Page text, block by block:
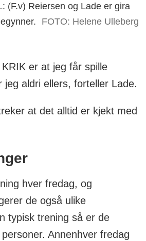
(F.v) Reiersen og Lade er gira
FOTO: Helene Ulleberg
er at jeg får spille
jeg aldri ellers, forteller Lade.
at det alltid er kjekt med
hver fredag, og
de også ulike
typisk trening så er de
Annenhver fredag